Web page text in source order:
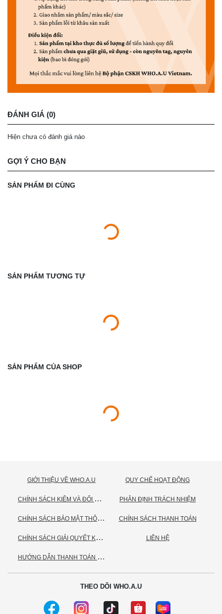
ĐÁNH GIÁ (0)
Hiện chưa có đánh giá nào
GỢI Ý CHO BẠN
SẢN PHẨM ĐI CÙNG
SẢN PHẨM TƯƠNG TỰ
SẢN PHẨM CỦA SHOP
GIỚI THIỆU VỀ WHO.A.U
C
HÍNH SÁCH KIỂM VÀ ĐỔI TRẢ HÀNG
C
HÍNH SÁCH BẢO MẬT THÔNG TIN CÁ NHÂN
C
HÍNH SÁCH GIẢI QUYẾT KHIẾU NẠI
H
ƯỚNG DẪN THANH TOÁN VNPAY
QUY CHẾ HOẠT ĐỘNG
PHÂN ĐỊNH TRÁCH NHIỆM
CHÍNH SÁCH THANH TOÁN
LIÊN HỆ
THEO DÕI WHO.A.U